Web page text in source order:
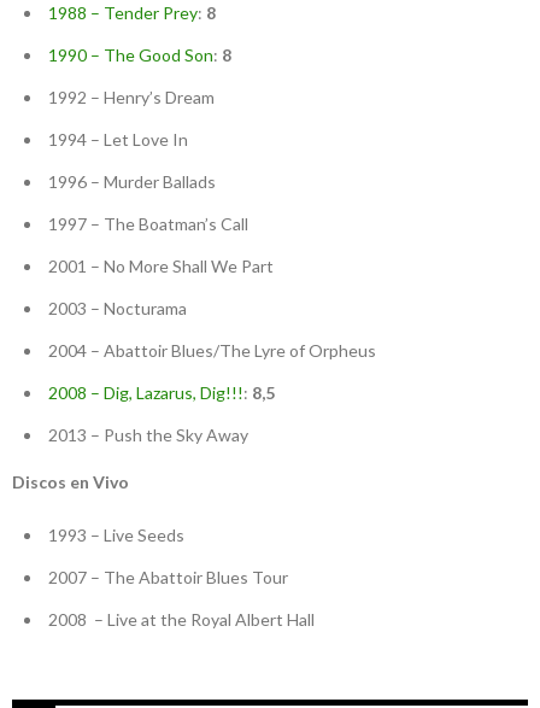
1988 – Tender Prey: 8
1990 – The Good Son: 8
1992 – Henry’s Dream
1994 – Let Love In
1996 – Murder Ballads
1997 – The Boatman’s Call
2001 – No More Shall We Part
2003 – Nocturama
2004 – Abattoir Blues/The Lyre of Orpheus
2008 – Dig, Lazarus, Dig!!!: 8,5
2013 – Push the Sky Away
Discos en Vivo
1993 – Live Seeds
2007 – The Abattoir Blues Tour
2008 – Live at the Royal Albert Hall